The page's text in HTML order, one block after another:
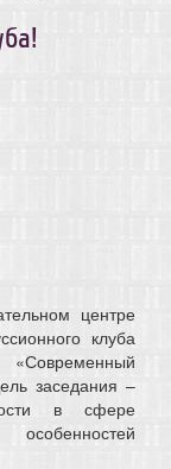
центре
клуба
заседания –
в сфере